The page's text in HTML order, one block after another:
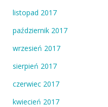
listopad 2017
październik 2017
wrzesień 2017
sierpień 2017
czerwiec 2017
kwiecień 2017